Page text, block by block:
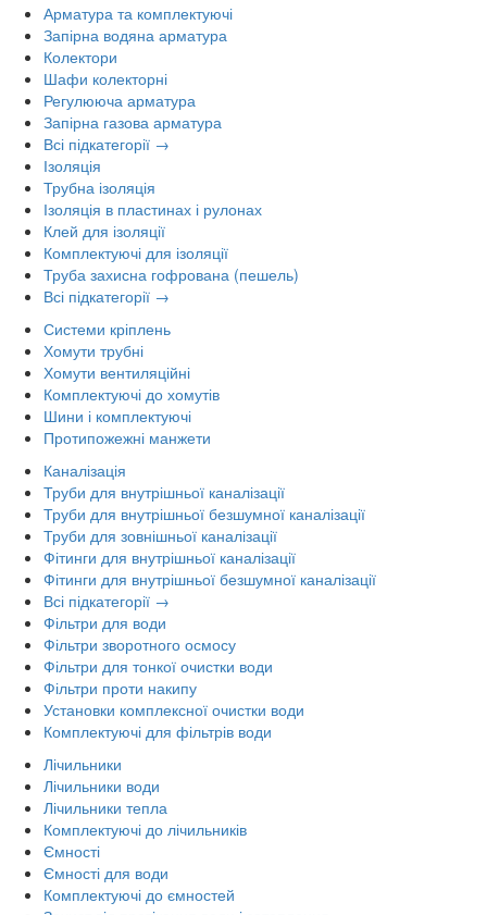
Арматура та комплектуючі
Запірна водяна арматура
Колектори
Шафи колекторні
Регулююча арматура
Запірна газова арматура
Всі підкатегорії →
Ізоляція
Трубна ізоляція
Ізоляція в пластинах і рулонах
Клей для ізоляції
Комплектуючі для ізоляції
Труба захисна гофрована (пешель)
Всі підкатегорії →
Системи кріплень
Хомути трубні
Хомути вентиляційні
Комплектуючі до хомутів
Шини і комплектуючі
Протипожежні манжети
Каналізація
Труби для внутрішньої каналізації
Труби для внутрішньої безшумної каналізації
Труби для зовнішньої каналізації
Фітинги для внутрішньої каналізації
Фітинги для внутрішньої безшумної каналізації
Всі підкатегорії →
Фільтри для води
Фільтри зворотного осмосу
Фільтри для тонкої очистки води
Фільтри проти накипу
Установки комплексної очистки води
Комплектуючі для фільтрів води
Лічильники
Лічильники води
Лічильники тепла
Комплектуючі до лічильників
Ємності
Ємності для води
Комплектуючі до ємностей